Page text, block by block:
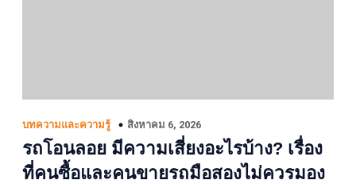
บทความและความรู้ สิงหาคม 6, 2026
รถโอนลอย มีความเสี่ยงอะไรบ้าง? เรื่อง
ที่คนซื้อและคนขายรถมือสองไม่ควรมอง